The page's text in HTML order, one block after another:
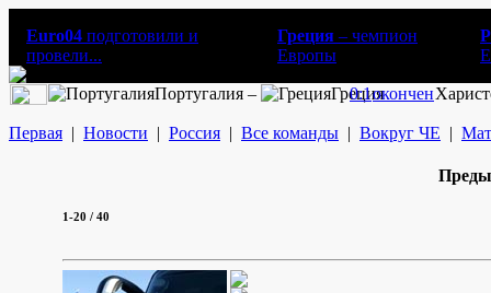
Euro04 подготовили и
провели...
Греция – чемпион
Европы
Португалия – Греция
0:1окончен
Первая | Новости | Россия | Все команды | Вокруг ЧЕ |
1-20 / 40